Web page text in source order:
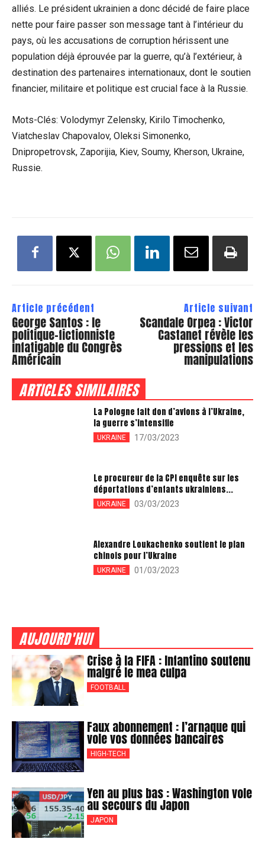
alliés. Le président ukrainien a donc décidé de faire place
nette pour faire passer son message tant à l’intérieur du
pays, où les accusations de corruption hérissent une
population déjà éprouvée par la guerre, qu’à l’extérieur, à
destination des partenaires internationaux, dont le soutien
financier, militaire et politique est crucial face à la Russie.
Mots-Clés: Volodymyr Zelensky, Kirilo Timochenko,
Viatcheslav Chapovalov, Oleksi Simonenko,
Dnipropetrovsk, Zaporijia, Kiev, Soumy, Kherson, Ukraine,
Russie.
Article précédent
George Santos : le
politique-fictionniste
infatigable du Congrès
Américain
Article suivant
Scandale Orpea : Victor
Castanet révèle les
pressions et les
manipulations
ARTICLES SIMILAIRES
La Pologne fait don d’avions à l’Ukraine,
la guerre s’intensifie
UKRAINE 17/03/2023
Le procureur de la CPI enquête sur les
déportations d’enfants ukrainiens...
UKRAINE 03/03/2023
Alexandre Loukachenko soutient le plan
chinois pour l’Ukraine
UKRAINE 01/03/2023
AUJOURD'HUI
Crise à la FIFA : Infantino soutenu
malgré le mea culpa
FOOTBALL
Faux abonnement : l’arnaque qui
vole vos données bancaires
HIGH-TECH
Yen au plus bas : Washington vole
au secours du Japon
JAPON